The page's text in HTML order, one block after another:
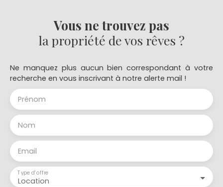
Vous ne trouvez pas
la propriété de vos rêves ?
Ne manquez plus aucun bien correspondant à votre
recherche en vous inscrivant à notre alerte mail !
Prénom
Nom
Email
Location
Type d'offre